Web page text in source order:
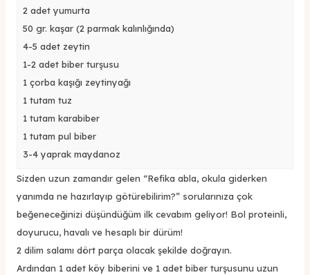
2 adet yumurta
50 gr. kaşar (2 parmak kalınlığında)
4-5 adet zeytin
1-2 adet biber turşusu
1 çorba kaşığı zeytinyağı
1 tutam tuz
1 tutam karabiber
1 tutam pul biber
3-4 yaprak maydanoz
Sizden uzun zamandır gelen “Refika abla, okula giderken
yanımda ne hazırlayıp götürebilirim?” sorularınıza çok
beğeneceğinizi düşündüğüm ilk cevabım geliyor! Bol proteinli,
doyurucu, havalı ve hesaplı bir dürüm!
2 dilim salamı dört parça olacak şekilde doğrayın.
Ardından 1 adet köy biberini ve 1 adet biber turşusunu uzun